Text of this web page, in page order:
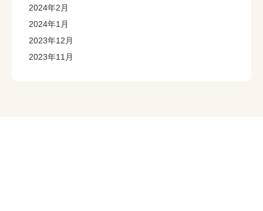
2024年2月
2024年1月
2023年12月
2023年11月